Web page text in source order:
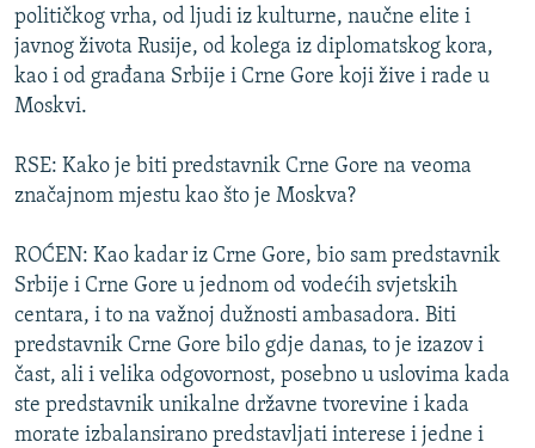
političkog vrha, od ljudi iz kulturne, naučne elite i
javnog života Rusije, od kolega iz diplomatskog kora,
kao i od građana Srbije i Crne Gore koji žive i rade u
Moskvi.
RSE: Kako je biti predstavnik Crne Gore na veoma
značajnom mjestu kao što je Moskva?
ROĆEN: Kao kadar iz Crne Gore, bio sam predstavnik
Srbije i Crne Gore u jednom od vodećih svjetskih
centara, i to na važnoj dužnosti ambasadora. Biti
predstavnik Crne Gore bilo gdje danas, to je izazov i
čast, ali i velika odgovornost, posebno u uslovima kada
ste predstavnik unikalne državne tvorevine i kada
morate izbalansirano predstavljati interese i jedne i